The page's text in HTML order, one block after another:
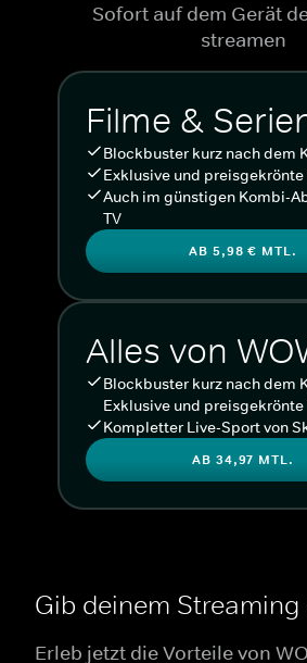
Sofort auf dem Gerät
streamen
Filme &
Blockbuster kurz nach dem
Exklusive und preisgekrönte
Auch im günstigen Kombi-
TV
AB 5,98 € MTL.
Alles von
Blockbuster kurz nach dem
Exklusive und preisgekrönte
Kompletter Live-Sport von
AB 34,97 MTL.
Gib deinem
Erleb jetzt die Vorteile von